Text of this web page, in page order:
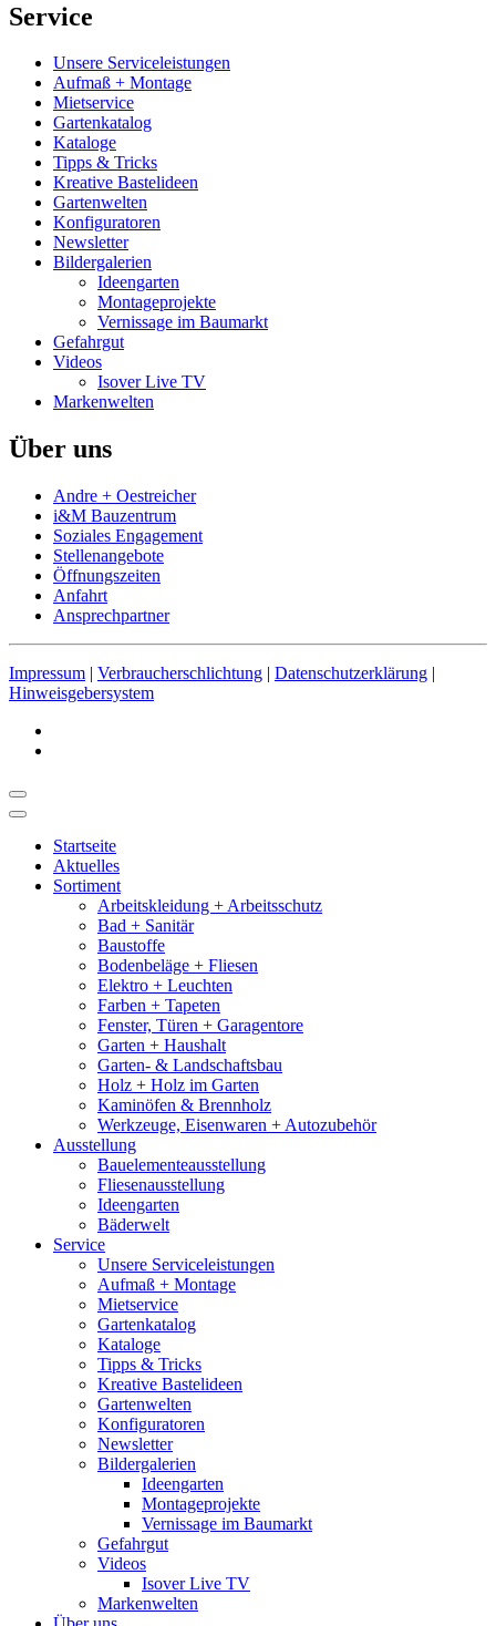
Service
Unsere Serviceleistungen
Aufmaß + Montage
Mietservice
Gartenkatalog
Kataloge
Tipps & Tricks
Kreative Bastelideen
Gartenwelten
Konfiguratoren
Newsletter
Bildergalerien
Ideengarten
Montageprojekte
Vernissage im Baumarkt
Gefahrgut
Videos
Isover Live TV
Markenwelten
Über uns
Andre + Oestreicher
i&M Bauzentrum
Soziales Engagement
Stellenangebote
Öffnungszeiten
Anfahrt
Ansprechpartner
Impressum | Verbraucherschlichtung | Datenschutzerklärung |
Hinweisgebersystem
Startseite
Aktuelles
Sortiment
Arbeitskleidung + Arbeitsschutz
Bad + Sanitär
Baustoffe
Bodenbeläge + Fliesen
Elektro + Leuchten
Farben + Tapeten
Fenster, Türen + Garagentore
Garten + Haushalt
Garten- & Landschaftsbau
Holz + Holz im Garten
Kaminöfen & Brennholz
Werkzeuge, Eisenwaren + Autozubehör
Ausstellung
Bauelementeausstellung
Fliesenausstellung
Ideengarten
Bäderwelt
Service
Unsere Serviceleistungen
Aufmaß + Montage
Mietservice
Gartenkatalog
Kataloge
Tipps & Tricks
Kreative Bastelideen
Gartenwelten
Konfiguratoren
Newsletter
Bildergalerien
Ideengarten
Montageprojekte
Vernissage im Baumarkt
Gefahrgut
Videos
Isover Live TV
Markenwelten